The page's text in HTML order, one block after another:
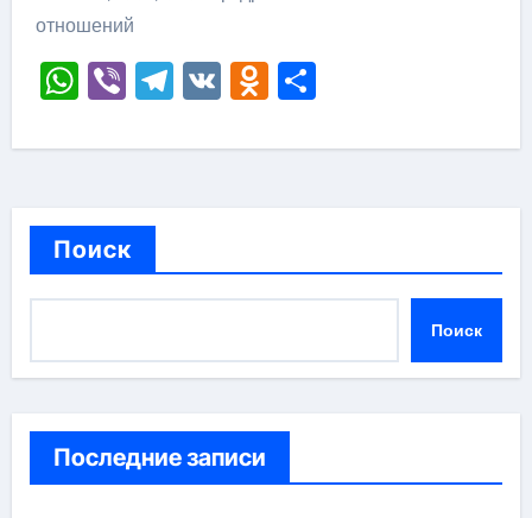
отношений
WhatsApp
ViberTelegram
VKOdnoklassniki
Отправить
Поиск
Поиск
Последние записи